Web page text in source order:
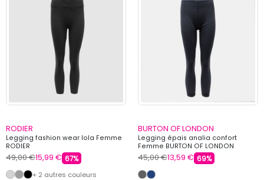
RODIER
Legging fashion wear lola Femme
RODIER
49,00 €15,99 € 67%
+ 2 autres couleurs
BURTON OF LONDON
Legging épais analia confort
Femme BURTON OF LONDON
45,00 €13,59 € 69%